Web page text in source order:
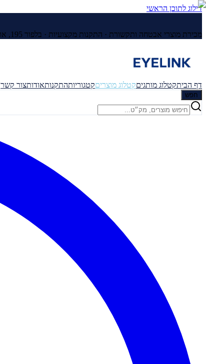
דילוג לתוכן הראשי
מכירת מוצרי אבטחה ותקשורת · התקנות מקצועיות · בלפור 195, אור עקיבא
דף הביתקטלוג מותגיםקטלוג מוצריםקטגוריותהתקנותאודותצור קשר
חפש